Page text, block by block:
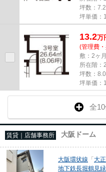
坪数：
坪単価：
13.2万
(管理費
敷：2ヶ
所在階：
坪数：
坪単価：
全
賃貸｜店舗事務所 大阪ドーム
大阪環状線 「大正
地下鉄長堀鶴見